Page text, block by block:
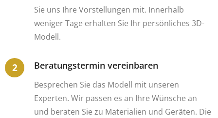
Sie uns Ihre Vorstellungen mit. Innerhalb
weniger Tage erhalten Sie Ihr persönliches 3D-
Modell.
Beratungstermin vereinbaren
Besprechen Sie das Modell mit unseren
Experten. Wir passen es an Ihre Wünsche an
und beraten Sie zu Materialien und Geräten. Die